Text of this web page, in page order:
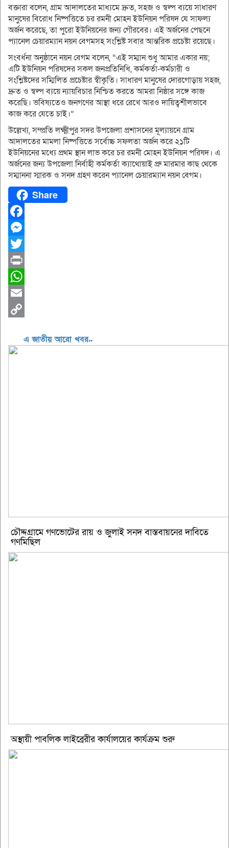
বক্তারা বলেন, গ্রাম আদালতের মাধ্যমে দ্রুত, সহজ ও স্বল্প ব্যয়ে সাধারণ
মানুষের বিরোধ নিষ্পত্তিতে চর রমনী মোহন ইউনিয়ন পরিষদ যে সাফল্য
অর্জন করেছে, তা পুরো ইউনিয়নের জন্য গৌরবের। এই অর্জনের পেছনে
প্যানেল চেয়ারম্যান নয়ন বেগমসহ সংশ্লিষ্ট সবার আন্তরিক প্রচেষ্টা রয়েছে।
সংবর্ধনা অনুষ্ঠানে নয়ন বেগম বলেন, “এই সম্মান শুধু আমার একার নয়;
এটি ইউনিয়ন পরিষদের সকল জনপ্রতিনিধি, কর্মকর্তা-কর্মচারী ও
সংশ্লিষ্টদের সম্মিলিত প্রচেষ্টার স্বীকৃতি। সাধারণ মানুষের দোরগোড়ায় সহজ,
দ্রুত ও স্বল্প ব্যয়ে ন্যায়বিচার নিশ্চিত করতে আমরা নিষ্ঠার সঙ্গে কাজ
করেছি। ভবিষ্যতেও জনগণের আস্থা ধরে রেখে আরও দায়িত্বশীলভাবে
কাজ করে যেতে চাই।”
উল্লেখ্য, সম্প্রতি লক্ষ্মীপুর সদর উপজেলা প্রশাসনের মূল্যায়নে গ্রাম
আদালতের মামলা নিষ্পত্তিতে সর্বোচ্চ সফলতা অর্জন করে ২১টি
ইউনিয়নের মধ্যে প্রথম স্থান লাভ করে চর রমনী মোহন ইউনিয়ন পরিষদ। এ
অর্জনের জন্য উপজেলা নির্বাহী কর্মকর্তা ক্যাথোয়াই প্রু মারমার কাছ থেকে
সম্মাননা স্মারক ও সনদ গ্রহণ করেন প্যানেল চেয়ারম্যান নয়ন বেগম।
Share
Facebook
Messenger
Twitter
Print
WhatsApp
Email
এ জাতীয় আরো খবর..
চৌদ্দগ্রামে গণভোটের রায় ও জুলাই সনদ বাস্তবায়নের দাবিতে
গণমিছিল
অস্থায়ী পাবলিক লাইব্রেরীর কার্যালয়ের কার্যক্রম শুরু